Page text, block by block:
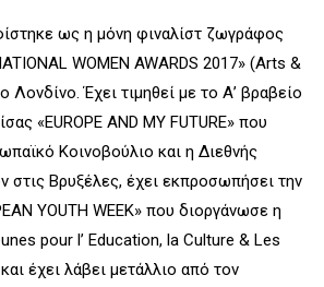
ως η μόνη φιναλίστ ζωγράφος
WOMEN AWARDS 2017» (Arts &
Λονδίνο. Έχει τιμηθεί με το Α’ βραβείο
«EUROPE AND MY FUTURE» που
Κοινοβούλιο και η Διεθνής
στις Βρυξέλες, έχει εκπροσωπήσει την
YOUTH WEEK» που διοργάνωσε η
pour l’ Education, la Culture & Les
έχει λάβει μετάλλιο από τον